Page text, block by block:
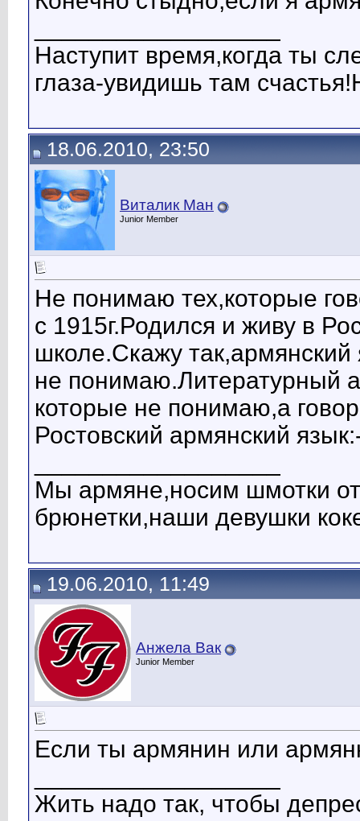
Наступит время,когда ты
глаза-увидишь там
18.06.2010, 23:50
Виталик Ман
Junior Member
Не понимаю тех,которые
с 1915г.Родился и живу в
школе.Скажу
не понимаю.Литературный
которые не понимаю,а
Ростовский армянский
Мы армяне,носим шмотки
брюнетки,наши девушки
19.06.2010, 11:49
Анжела Вак
Junior Member
Если ты армянин или
Жить надо так, чтобы